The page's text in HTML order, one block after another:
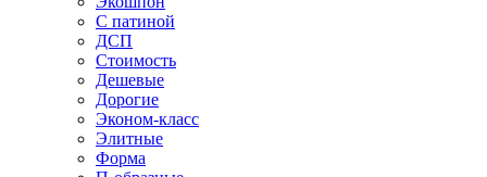
С патиной
ДСП
Стоимость
Дешевые
Дорогие
Эконом-класс
Элитные
Форма